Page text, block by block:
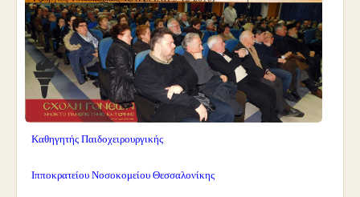
Καθηγητής Παιδοχειρουργικής
Ιπποκρατείου Νοσοκομείου Θεσσαλονίκης